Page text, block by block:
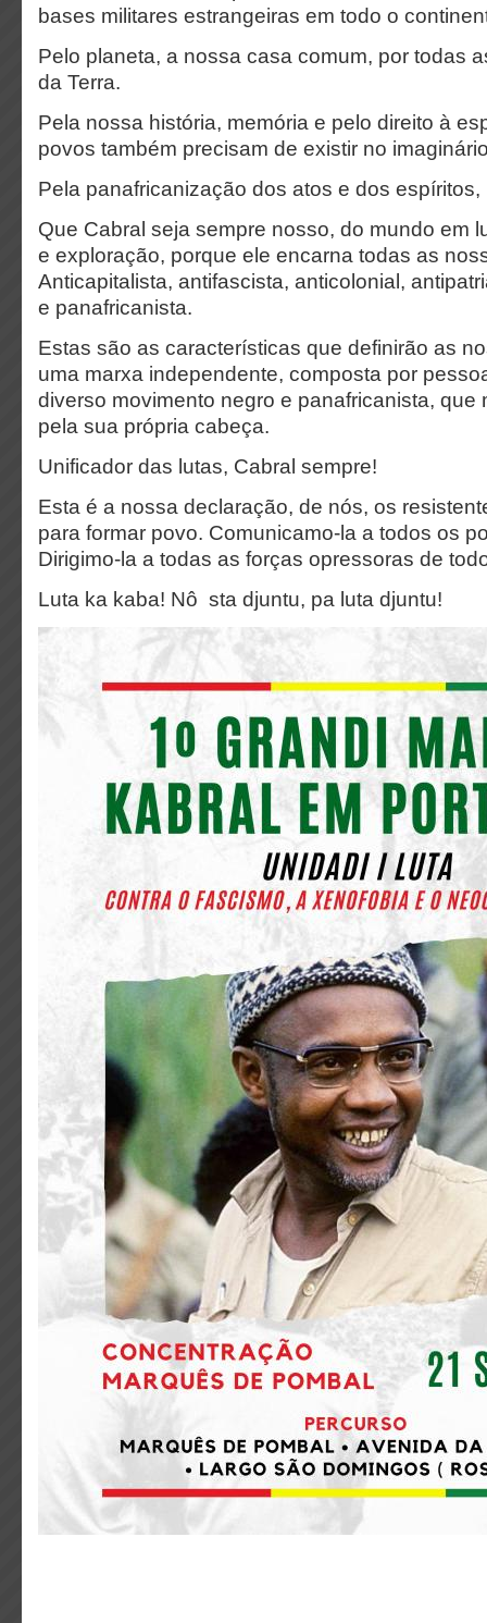
bases militares estrangeiras em todo o
Pelo planeta, a nossa casa comum, por todas
da Terra.
Pela nossa história, memória e pelo direito à
povos também precisam de existir no
Pela panafricanização dos atos e dos espíritos,
Que Cabral seja sempre nosso, do mundo em
e exploração, porque ele encarna todas as
Anticapitalista, antifascista, anticolonial,
e panafricanista.
Estas são as características que definirão as
uma marxa independente, composta por
diverso movimento negro e panafricanista, que
pela sua própria cabeça.
Unificador das lutas, Cabral sempre!
Esta é a nossa declaração, de nós, os
para formar povo. Comunicamo-la a todos os
Dirigimo-la a todas as forças opressoras de
Luta ka kaba! Nô sta djuntu, pa luta djuntu!